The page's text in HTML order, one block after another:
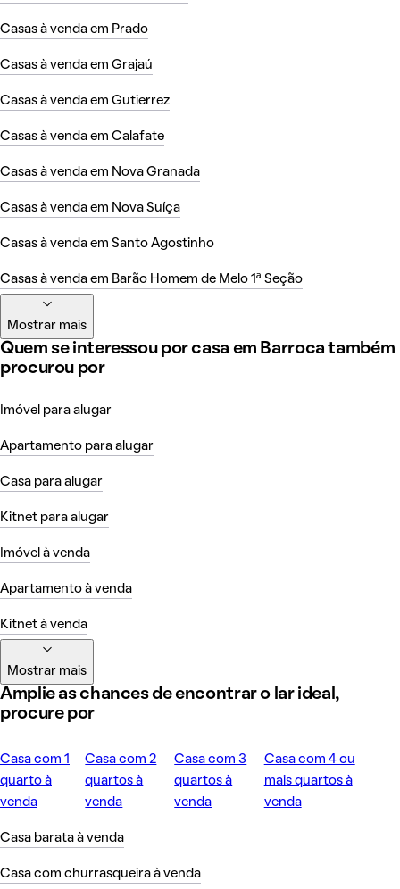
Casas à venda em Prado
Casas à venda em Grajaú
Casas à venda em Gutierrez
Casas à venda em Calafate
Casas à venda em Nova Granada
Casas à venda em Nova Suíça
Casas à venda em Santo Agostinho
Casas à venda em Barão Homem de Melo 1ª Seção
Mostrar mais
Quem se interessou por casa em Barroca também
procurou por
Imóvel para alugar
Apartamento para alugar
Casa para alugar
Kitnet para alugar
Imóvel à venda
Apartamento à venda
Kitnet à venda
Mostrar mais
Amplie as chances de encontrar o lar ideal,
procure por
Casa com 1
quarto à
venda
Casa com 2
quartos à
venda
Casa com 3
quartos à
venda
Casa com 4 ou
mais quartos à
venda
Casa barata à venda
Casa com churrasqueira à venda